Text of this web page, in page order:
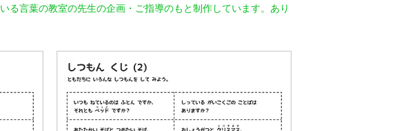
る言葉の教室の先生の企画・ご指導のもと制作しています。あり